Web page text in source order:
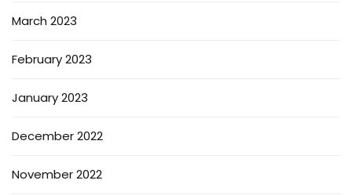
March 2023
February 2023
January 2023
December 2022
November 2022